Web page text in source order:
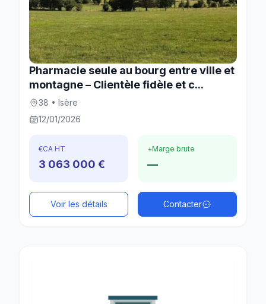
Pharmacie seule au bourg entre ville et
montagne – Clientèle fidèle et c...
38 • Isère
12/01/2026
€CA HT
3 063 000 €
+Marge brute
—
Voir les détails Contacter